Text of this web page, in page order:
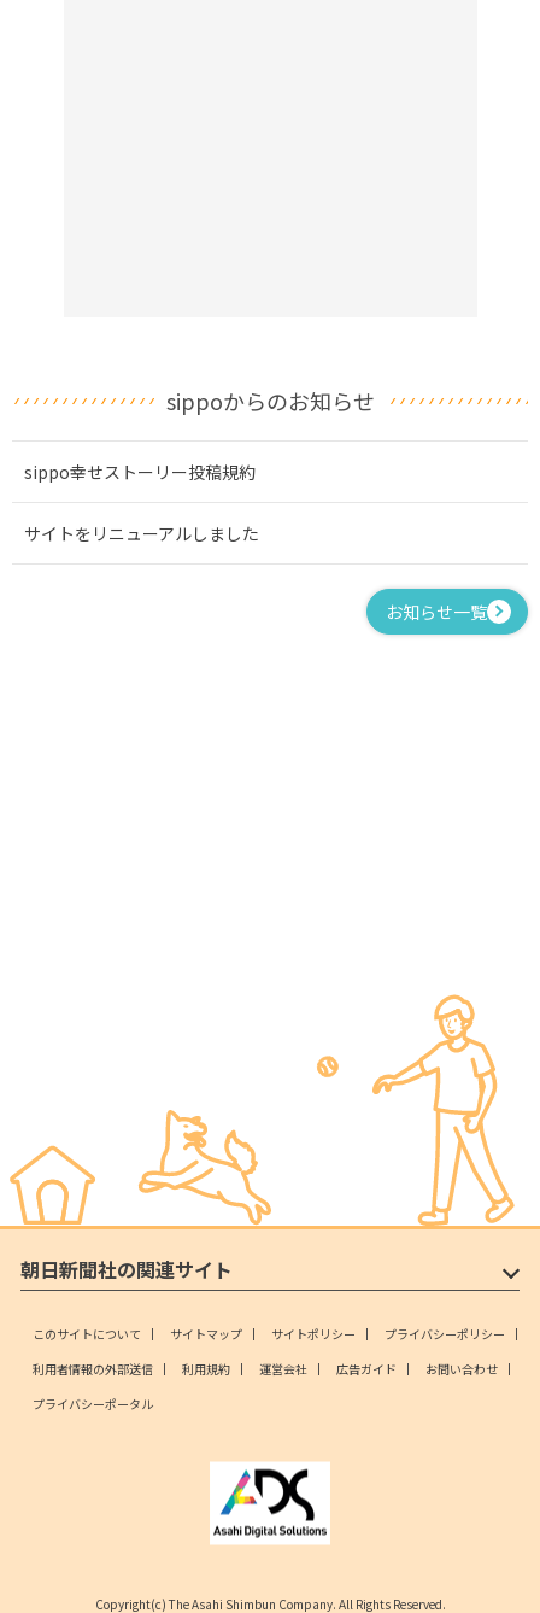
sippoからのお知らせ
sippo幸せストーリー投稿規約
サイトをリニューアルしました
お知らせ一覧
朝日新聞社の関連サイト
このサイトについて サイトマップ サイトポリシー
プライバシーポリシー
利用者情報の外部送信
利用規約 運営会社 広告ガイド
お問い合わせ
プライバシーポータル
Copyright(c) The Asahi Shimbun Company. All Rights Reserved.